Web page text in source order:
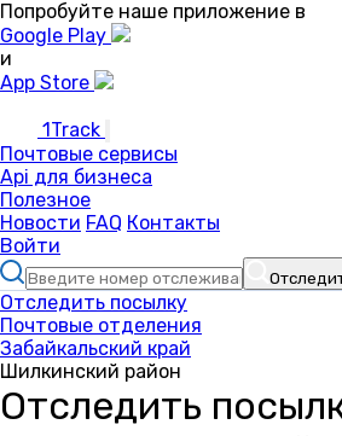
Попробуйте наше приложение в
Google Play
и
App Store
1Track
Почтовые сервисы
Api для бизнеса
Полезное
Новости FAQ Контакты
Войти
Отследить посылку
Почтовые отделения
Забайкальский край
Шилкинский район
Отследить